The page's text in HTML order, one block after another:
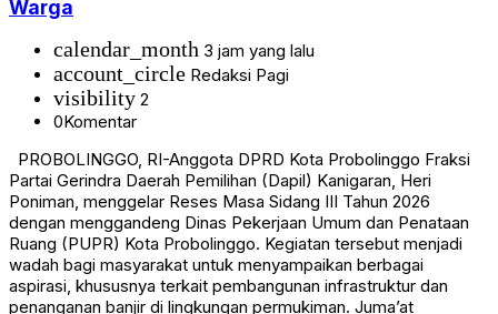
Warga
calendar_month 3 jam yang lalu
account_circle Redaksi Pagi
visibility 2
0Komentar
PROBOLINGGO, RI-Anggota DPRD Kota Probolinggo Fraksi
Partai Gerindra Daerah Pemilihan (Dapil) Kanigaran, Heri
Poniman, menggelar Reses Masa Sidang III Tahun 2026
dengan menggandeng Dinas Pekerjaan Umum dan Penataan
Ruang (PUPR) Kota Probolinggo. Kegiatan tersebut menjadi
wadah bagi masyarakat untuk menyampaikan berbagai
aspirasi, khususnya terkait pembangunan infrastruktur dan
penanganan banjir di lingkungan permukiman. Juma’at